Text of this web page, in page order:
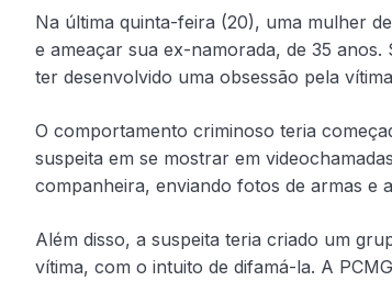
Na última quinta-feira (20), uma mulher
e ameaçar sua ex-namorada, de 35 anos.
ter desenvolvido uma obsessão pela
O comportamento criminoso teria
suspeita em se mostrar em
companheira, enviando fotos de armas e
Além disso, a suspeita teria criado um
vítima, com o intuito de difamá-la. A